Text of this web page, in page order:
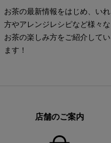
お茶の最新情報をはじめ、いれ
方やアレンジレシピなど様々な
お茶の楽しみ方をご紹介してい
ます！
店舗のご案内